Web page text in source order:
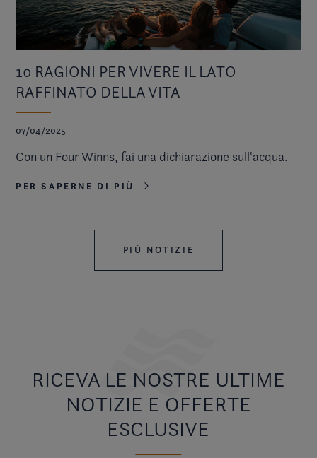
10 RAGIONI PER VIVERE IL LATO
RAFFINATO DELLA VITA
07/04/2025
Con un Four Winns, fai una dichiarazione sull'acqua.
PER SAPERNE DI PIÙ
PIÙ NOTIZIE
RICEVA LE NOSTRE ULTIME
NOTIZIE E OFFERTE
ESCLUSIVE